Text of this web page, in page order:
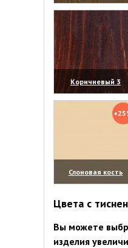
(увеличить)
Коричневый 3
(увеличить)
Слоновая кость
(увеличить)
Цвета с
Вы можете
изделия